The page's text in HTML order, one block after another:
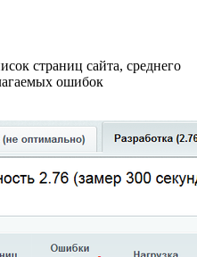
страниц сайта, среднего
ошибок